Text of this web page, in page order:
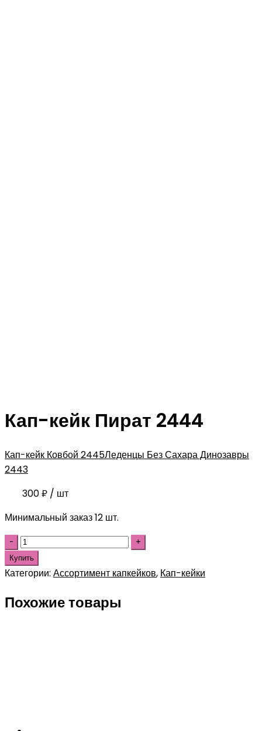
Кап-кейк Пират 2444
Кап-кейк Ковбой 2445Леденцы Без Сахара Динозавры
2443
300₽ / шт
Минимальный заказ 12 шт.
Купить
Категории: Ассортимент капкейков, Кап-кейки
Похожие товары